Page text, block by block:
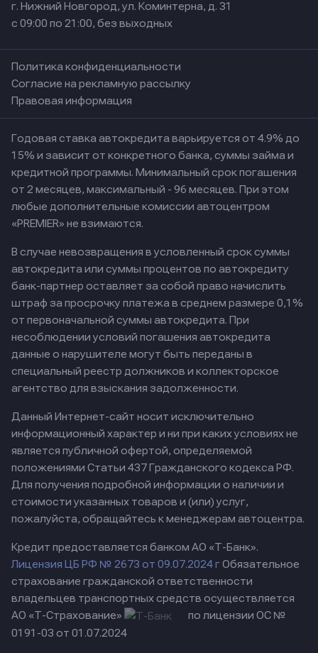
г. Нижний Новгород, ул. Коминтерна, д. 31
с 09:00 по 21:00, без выходных
Политика конфиденциальности
Согласие на рекламную рассылку
Правовая информация
Годовая ставка автокредита варьируется от 4.9% до
15% и зависит от конкретного банка, суммы займа и
кредитной программы. Минимальный срок погашения
от 2 месяцев, максимальный - 96 месяцев. При этом
любые дополнительные комиссии автоцентром
«PREMIER» не взимаются.
В случае невозвращения в условленный срок суммы
автокредита или суммы процентов по автокредиту
банк-партнер оставляет за собой право начислить
штраф за просрочку платежа в среднем размере 0,1%
от первоначальной суммы автокредита. При
несоблюдении условий погашения автокредита
данные о нарушителе могут быть переданы в
специальный реестр должников и коллекторское
агентство для взыскания задолженности.
Данный Интернет-сайт носит исключительно
информационный характер и ни при каких условиях не
является публичной офертой, определяемой
положениями Статьи 437 Гражданского кодекса РФ.
Для получения подробной информации о наличии и
стоимости указанных товаров и (или) услуг,
пожалуйста, обращайтесь к менеджерам автоцентра.
Кредит предоставляется банком АО «Т-Банк».
Лицензия ЦБ РФ № 2673 от 09.07.2024 гОбязательное
страхование гражданской ответственности
владельцев транспортных средств осуществляется
АО «Т-Страхование»
по лицензии ОС №
0191-03 от 01.07.2024